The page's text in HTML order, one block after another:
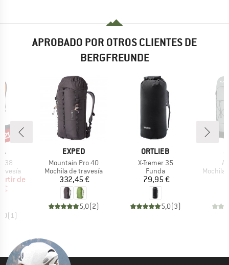
APROBADO POR OTROS CLIENTES DE
BERGFREUNDE
38
reducido
de
€
( 1)
MARCA
EXPED
Artículo
Mountain Pro 40
Product group
Mochila de travesía
Precio
332,45 €
5,0(2)
MARCA
ORTLIEB
Artículo
X-Tremer 35
Product group
Funda
Precio
79,95 €
5,0(3)
Product
Mochila